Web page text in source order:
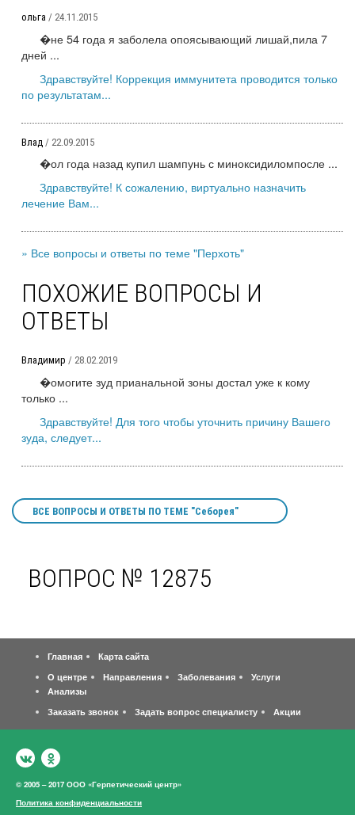
ольга / 24.11.2015
�не 54 года я заболела опоясывающий лишай,пила 7
дней ...
Здравствуйте! Коррекция иммунитета проводится только
по результатам...
Влад / 22.09.2015
�ол года назад купил шампунь с миноксидиломпосле ...
Здравствуйте! К сожалению, виртуально назначить
лечение Вам...
» Все вопросы и ответы по теме "Перхоть"
ПОХОЖИЕ ВОПРОСЫ И
ОТВЕТЫ
Владимир / 28.02.2019
�омогите зуд прианальной зоны достал уже к кому
только ...
Здравствуйте! Для того чтобы уточнить причину Вашего
зуда, следует...
ВСЕ ВОПРОСЫ И ОТВЕТЫ ПО ТЕМЕ "Себорея"
ВОПРОС № 12875
Главная
Карта сайта
О центре
Направления Заболевания
Услуги
Анализы
Заказать звонок
Задать вопрос специалисту Акции
© 2005 – 2017 ООО «Герпетический центр»
Политика конфиденциальности